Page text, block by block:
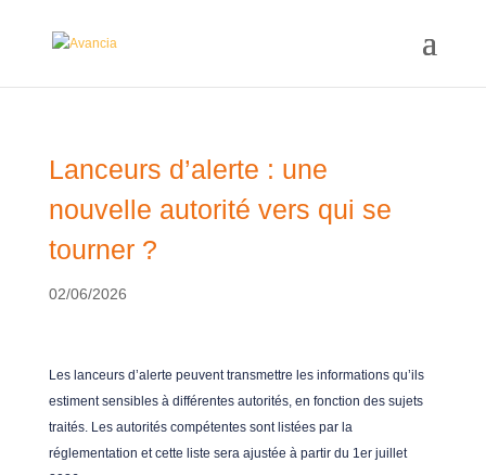
Lanceurs d’alerte : une
nouvelle autorité vers qui se
tourner ?
02/06/2026
Les lanceurs d’alerte peuvent transmettre les informations qu’ils
estiment sensibles à différentes autorités, en fonction des sujets
traités. Les autorités compétentes sont listées par la
réglementation et cette liste sera ajustée à partir du 1er juillet